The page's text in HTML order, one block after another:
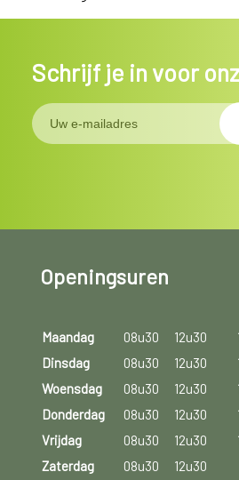
Schrijf je in voor
Openingsuren
Maandag 08u30 12u30
Dinsdag
08u30 12u30
Woensdag
08u30 12u30
Donderdag
08u30 12u30
Vrijdag
08u30 12u30
Zaterdag
08u30
12u30